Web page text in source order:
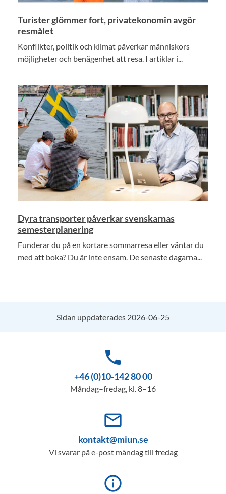
Turister glömmer fort, privatekonomin avgör
resmålet
Konflikter, politik och klimat påverkar människors
möjligheter och benägenhet att resa. I artiklar i...
Dyra transporter påverkar svenskarnas
semesterplanering
Funderar du på en kortare sommarresa eller väntar du
med att boka? Du är inte ensam. De senaste dagarna...
Sidan uppdaterades 2026-06-25
phone
+46 (0)10-142 80 00
Måndag–fredag, kl. 8–16
mail_outline
kontakt@miun.se
Vi svarar på e-post måndag till fredag
info_outline